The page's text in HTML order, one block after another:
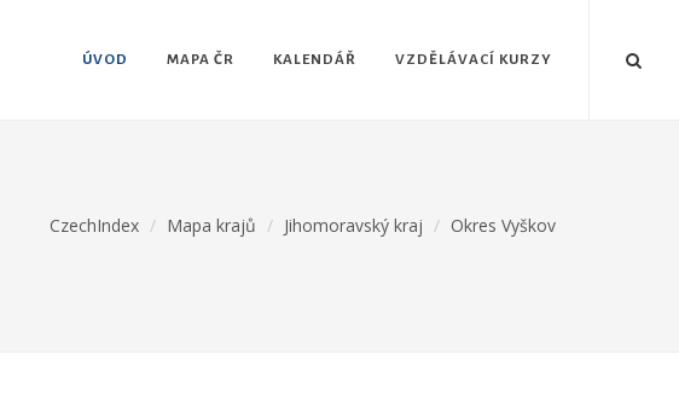
ÚVOD MAPA ČR KALENDÁŘ VZDĚLÁVACÍ KURZY
CzechIndex Mapa krajů Jihomoravský kraj Okres Vyškov